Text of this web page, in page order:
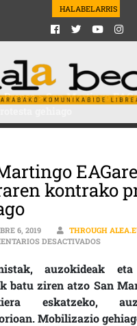
HALABELARRIS
Prensa>San Martingo
kontrako
6, 2019 THROUGH
DESACTIVADOSEN SAN
auzokideak eta
batu ziren atzo San
eskatzeko,
Mobilizazio